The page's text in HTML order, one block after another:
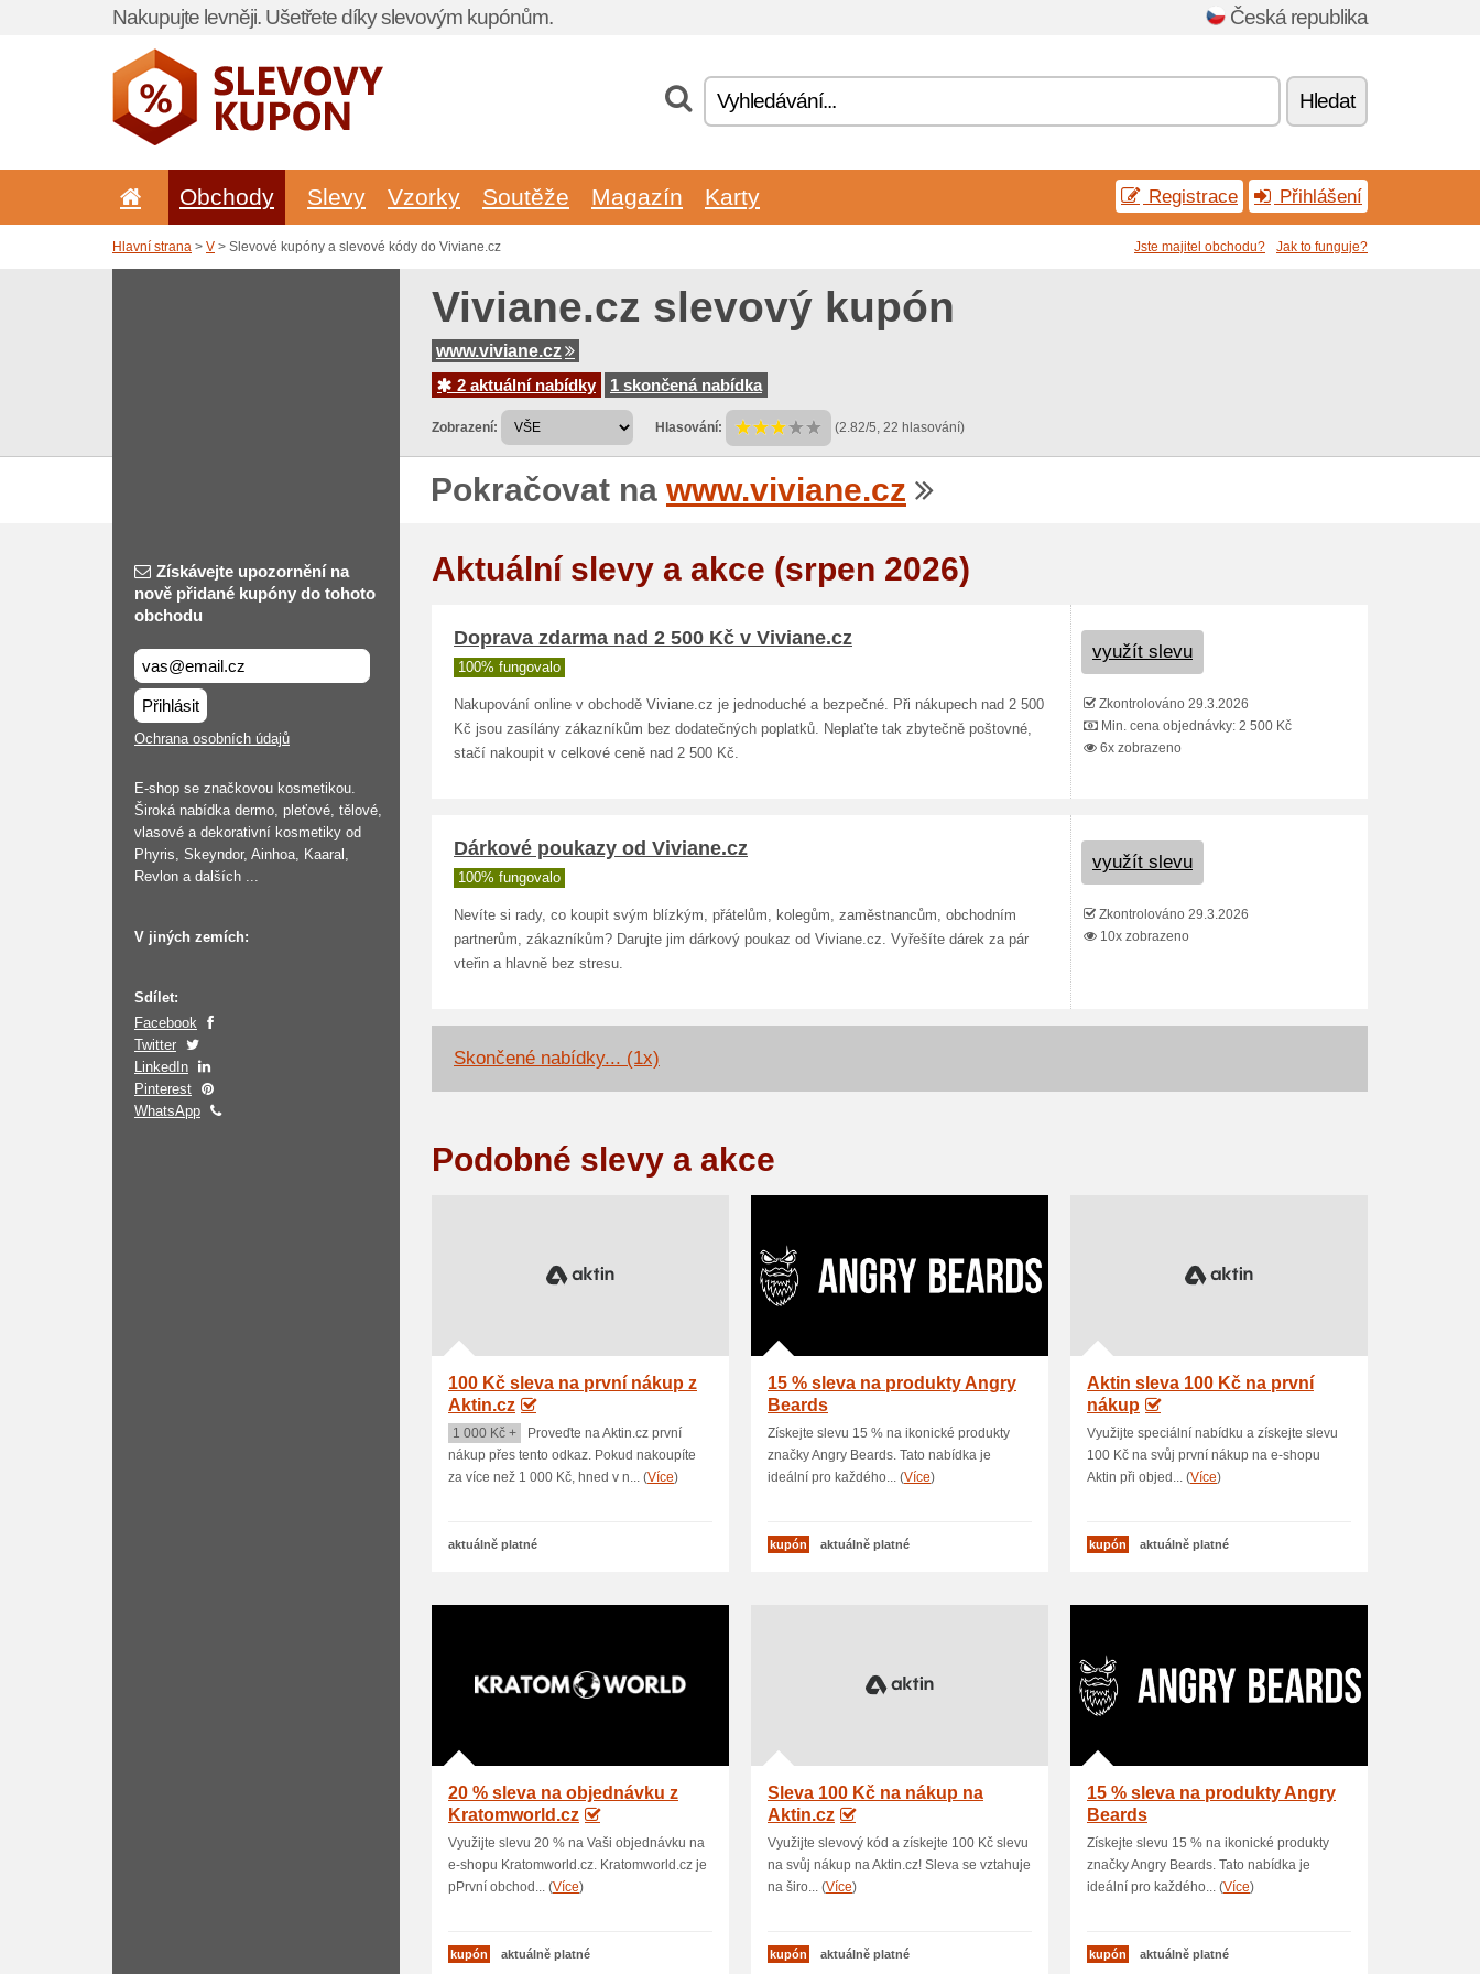
Nakupujte levněji. Ušetřete díky slevovým kupónům. Česká republika
Hledat
Obchody Slevy Vzorky Soutěže Magazín Karty Registrace Přihlášení
Hlavní strana > V > Slevové kupóny a slevové kódy do Viviane.cz Jste majitel obchodu? Jak to funguje?
Viviane.cz slevový kupón
www.viviane.cz
2 aktuální nabídky
1 skončená nabídka
Zobrazení: Hlasování: (2.82/5, 22 hlasování)
Pokračovat na www.viviane.cz
Získávejte upozornění na
nově přidané kupóny do tohoto
obchodu
Přihlásit
Ochrana osobních údajů
E-shop se značkovou kosmetikou.
Široká nabídka dermo, pleťové, tělové,
vlasové a dekorativní kosmetiky od
Phyris, Skeyndor, Ainhoa, Kaaral,
Revlon a dalších ...
V jiných zemích:
Sdílet:
Facebook
Twitter
LinkedIn
Pinterest
WhatsApp
Aktuální slevy a akce (srpen 2026)
Doprava zdarma nad 2 500 Kč v Viviane.cz
100% fungovalo
Nakupování online v obchodě Viviane.cz je jednoduché a bezpečné. Při nákupech nad 2 500
Kč jsou zasílány zákazníkům bez dodatečných poplatků. Neplaťte tak zbytečně poštovné,
stačí nakoupit v celkové ceně nad 2 500 Kč.
využít slevu
Zkontrolováno 29.3.2026
Min. cena objednávky: 2 500 Kč
6x zobrazeno
Dárkové poukazy od Viviane.cz
100% fungovalo
Nevíte si rady, co koupit svým blízkým, přátelům, kolegům, zaměstnancům, obchodním
partnerům, zákazníkům? Darujte jim dárkový poukaz od Viviane.cz. Vyřešíte dárek za pár
vteřin a hlavně bez stresu.
využít slevu
Zkontrolováno 29.3.2026
10x zobrazeno
Skončené nabídky... (1x)
Podobné slevy a akce
100 Kč sleva na první nákup z
Aktin.cz
1 000 Kč +
Proveďte na Aktin.cz první
nákup přes tento odkaz. Pokud nakoupíte
za více než 1 000 Kč, hned v n... (Více)
aktuálně platné
15 % sleva na produkty Angry
Beards
Získejte slevu 15 % na ikonické produkty
značky Angry Beards. Tato nabídka je
ideální pro každého... (Více)
kupón aktuálně platné
Aktin sleva 100 Kč na první
nákup
Využijte speciální nabídku a získejte slevu
100 Kč na svůj první nákup na e-shopu
Aktin při objed... (Více)
kupón aktuálně platné
20 % sleva na objednávku z
Kratomworld.cz
Využijte slevu 20 % na Vaši objednávku na
e-shopu Kratomworld.cz. Kratomworld.cz je
pPrvní obchod... (Více)
kupón aktuálně platné
Sleva 100 Kč na nákup na
Aktin.cz
Využijte slevový kód a získejte 100 Kč slevu
na svůj nákup na Aktin.cz! Sleva se vztahuje
na širo... (Více)
kupón aktuálně platné
15 % sleva na produkty Angry
Beards
Získejte slevu 15 % na ikonické produkty
značky Angry Beards. Tato nabídka je
ideální pro každého... (Více)
kupón aktuálně platné